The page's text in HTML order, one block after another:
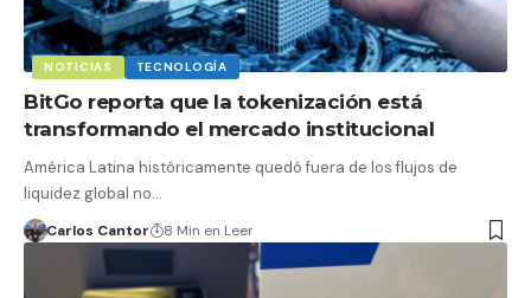
NOTICIAS TECNOLOGÍA
BitGo reporta que la tokenización está
transformando el mercado institucional
América Latina históricamente quedó fuera de los flujos de
liquidez global no…
Carlos Cantor 8 Min en Leer